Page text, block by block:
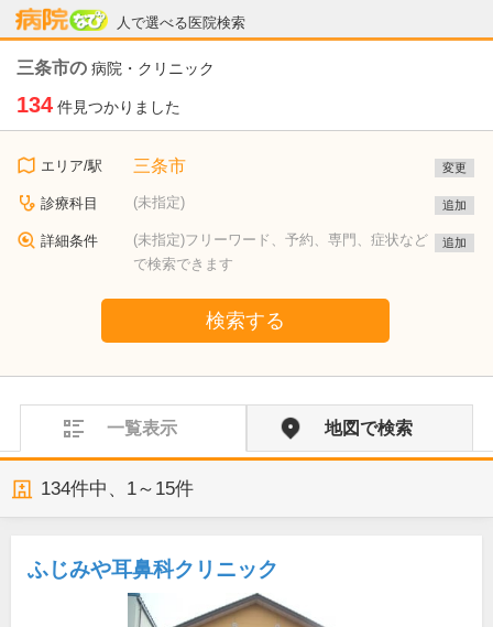
人で選べる医院検索
病院なび
三条市の 病院・クリニック
134 件見つかりました
エリア/駅 三条市 変更
診療科目 (未指定) 追加
詳細条件
(未指定)フリーワード、予約、専門、症状など
で検索できます
追加
検索する
一覧表示 地図で検索
134件中、 1～15件
ふじみや耳鼻科クリニック